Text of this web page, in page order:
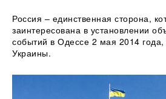
Россия – единственная сторона,
заинтересована в установлении
событий в Одессе 2 мая 2014
Украины.